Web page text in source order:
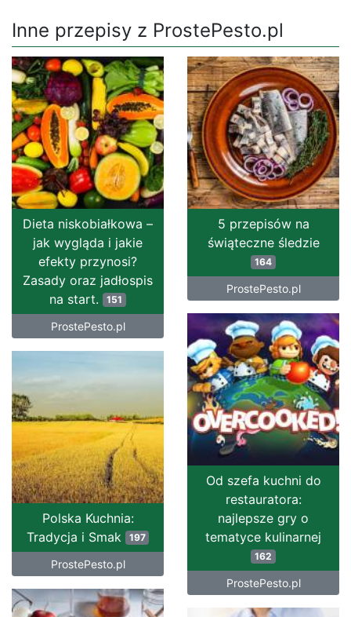
Inne przepisy z ProstePesto.pl
Dieta niskobiałkowa –
jak wygląda i jakie
efekty przynosi?
Zasady oraz jadłospis
na start. 151
ProstePesto.pl
5 przepisów na
świąteczne śledzie
164
ProstePesto.pl
Od szefa kuchni do
restauratora:
najlepsze gry o
tematyce kulinarnej
162
ProstePesto.pl
Polska Kuchnia:
Tradycja i Smak
197
ProstePesto.pl